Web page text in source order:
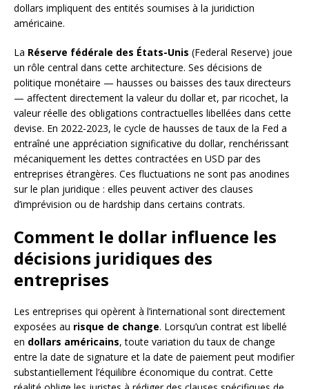
dollars impliquent des entités soumises à la juridiction
américaine.
La Réserve fédérale des États-Unis (Federal Reserve) joue
un rôle central dans cette architecture. Ses décisions de
politique monétaire — hausses ou baisses des taux directeurs
— affectent directement la valeur du dollar et, par ricochet, la
valeur réelle des obligations contractuelles libellées dans cette
devise. En 2022-2023, le cycle de hausses de taux de la Fed a
entraîné une appréciation significative du dollar, renchérissant
mécaniquement les dettes contractées en USD par des
entreprises étrangères. Ces fluctuations ne sont pas anodines
sur le plan juridique : elles peuvent activer des clauses
d’imprévision ou de hardship dans certains contrats.
Comment le dollar influence les
décisions juridiques des
entreprises
Les entreprises qui opèrent à l’international sont directement
exposées au risque de change. Lorsqu’un contrat est libellé
en dollars américains, toute variation du taux de change
entre la date de signature et la date de paiement peut modifier
substantiellement l’équilibre économique du contrat. Cette